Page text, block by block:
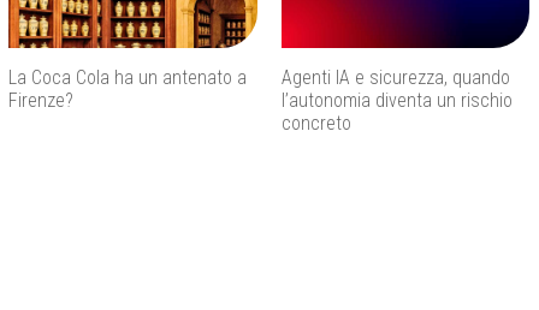
La Coca Cola ha un antenato a
Firenze?
Agenti IA e sicurezza, quando
l’autonomia diventa un rischio
concreto